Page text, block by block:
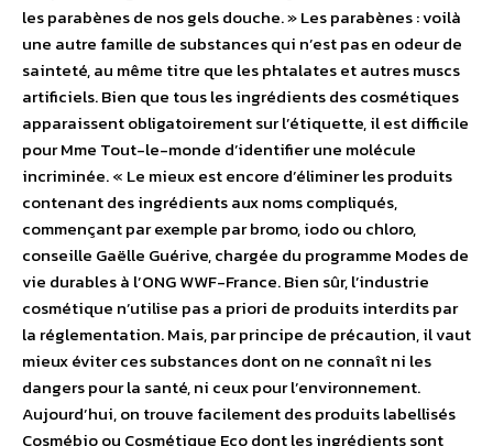
les parabènes de nos gels douche. » Les parabènes : voilà
une autre famille de substances qui n’est pas en odeur de
sainteté, au même titre que les phtalates et autres muscs
artificiels. Bien que tous les ingrédients des cosmétiques
apparaissent obligatoirement sur l’étiquette, il est difficile
pour Mme Tout-le-monde d’identifier une molécule
incriminée. « Le mieux est encore d’éliminer les produits
contenant des ingrédients aux noms compliqués,
commençant par exemple par bromo, iodo ou chloro,
conseille Gaëlle Guérive, chargée du programme Modes de
vie durables à l’ONG WWF-France. Bien sûr, l’industrie
cosmétique n’utilise pas a priori de produits interdits par
la réglementation. Mais, par principe de précaution, il vaut
mieux éviter ces substances dont on ne connaît ni les
dangers pour la santé, ni ceux pour l’environnement.
Aujourd’hui, on trouve facilement des produits labellisés
Cosmébio ou Cosmétique Eco dont les ingrédients sont